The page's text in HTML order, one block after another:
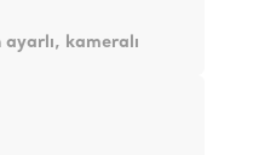
kameralı